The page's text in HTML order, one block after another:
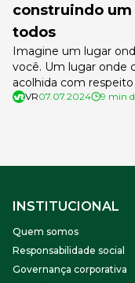
construindo um
todos
Imagine um lugar
você. Um lugar onde
acolhida com
venha ou quem seja.
VR07.07.2024 9 min
INSTITUCIONAL
Quem somos
Responsabilidade social
Governança corporativa